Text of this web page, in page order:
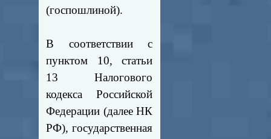
(госпошлиной).
В соответствии с
пунктом 10, статьи
13 Налогового
кодекса Российской
Федерации (далее НК
РФ), государственная